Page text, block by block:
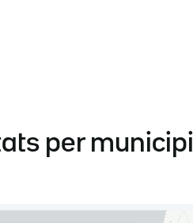
per municipi